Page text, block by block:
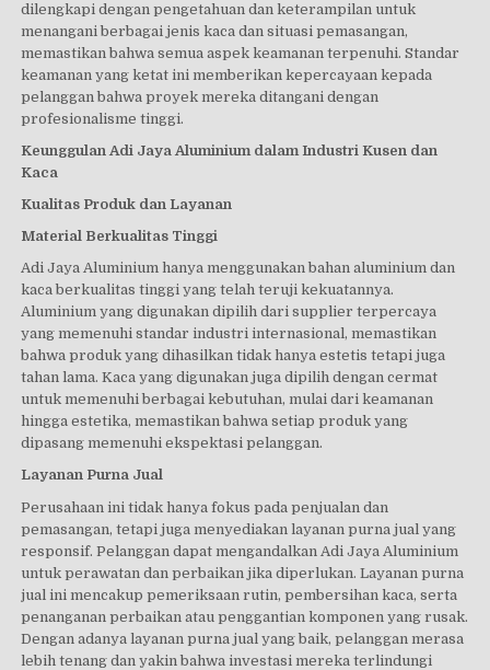
dilengkapi dengan pengetahuan dan keterampilan untuk
menangani berbagai jenis kaca dan situasi pemasangan,
memastikan bahwa semua aspek keamanan terpenuhi. Standar
keamanan yang ketat ini memberikan kepercayaan kepada
pelanggan bahwa proyek mereka ditangani dengan
profesionalisme tinggi.
Keunggulan Adi Jaya Aluminium dalam Industri Kusen dan
Kaca
Kualitas Produk dan Layanan
Material Berkualitas Tinggi
Adi Jaya Aluminium hanya menggunakan bahan aluminium dan
kaca berkualitas tinggi yang telah teruji kekuatannya.
Aluminium yang digunakan dipilih dari supplier terpercaya
yang memenuhi standar industri internasional, memastikan
bahwa produk yang dihasilkan tidak hanya estetis tetapi juga
tahan lama. Kaca yang digunakan juga dipilih dengan cermat
untuk memenuhi berbagai kebutuhan, mulai dari keamanan
hingga estetika, memastikan bahwa setiap produk yang
dipasang memenuhi ekspektasi pelanggan.
Layanan Purna Jual
Perusahaan ini tidak hanya fokus pada penjualan dan
pemasangan, tetapi juga menyediakan layanan purna jual yang
responsif. Pelanggan dapat mengandalkan Adi Jaya Aluminium
untuk perawatan dan perbaikan jika diperlukan. Layanan purna
jual ini mencakup pemeriksaan rutin, pembersihan kaca, serta
penanganan perbaikan atau penggantian komponen yang rusak.
Dengan adanya layanan purna jual yang baik, pelanggan merasa
lebih tenang dan yakin bahwa investasi mereka terlindungi